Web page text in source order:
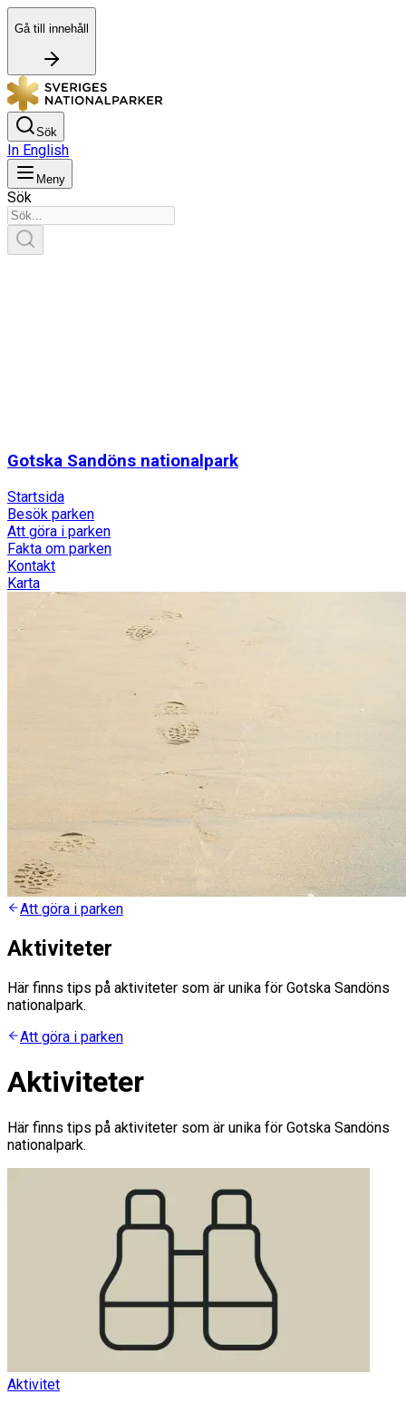
Gå till innehåll
Sök
In English
Meny
Sök
Gotska Sandöns nationalpark
Startsida
Besök parken
Att göra i parken
Fakta om parken
Kontakt
Karta
Att göra i parken
Aktiviteter
Här finns tips på aktiviteter som är unika för Gotska Sandöns
nationalpark.
Att göra i parken
Aktiviteter
Här finns tips på aktiviteter som är unika för Gotska Sandöns
nationalpark.
Aktivitet